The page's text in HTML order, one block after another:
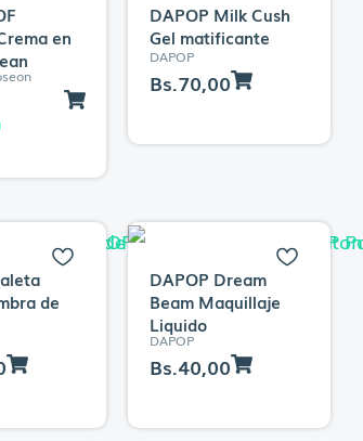
en
precio
DAPOP Milk Cush
Gel matificante
DAPOP
Bs.70,00
de
DAPOP Dream
Beam Maquillaje
Liquido
DAPOP
Bs.40,00